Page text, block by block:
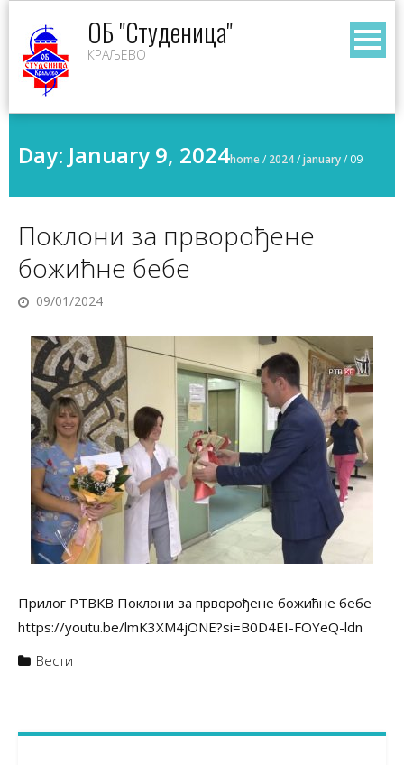
content
ОБ "Студеница"
КРАЉЕВО
Day: January 9, 2024home/ 2024/january/ 09
Поклони за прворођене
божићне бебе
09/01/2024
Прилог РТВКВ Поклони за прворођене божићне бебе
https://youtu.be/lmK3XM4jONE?si=B0D4EI-FOYeQ-ldn
Вести